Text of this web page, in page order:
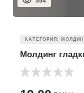
КАТЕГОРИЯ:
Молдинг